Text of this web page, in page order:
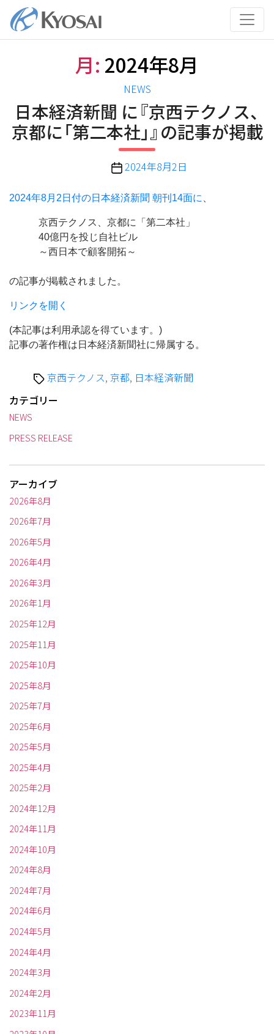
テ
月: 2024年8月
カ
テ
ゴ
リ
ー
NEWS
日本経済新聞 に『京西テクノス、
京都に「第二本社」』の記事が掲載
投
日
2024年8月2日
2024年8月2日付の日本経済新聞 朝刊14面に、
京西テクノス、京都に「第二本社」
40億円を投じ自社ビル
～西日本で顧客開拓～
の記事が掲載されました。
リンクを開く
(本記事は利用承認を得ています。)
記事の著作権は日本経済新聞社に帰属する。
タ 京西テクノス, 京都, 日本経済新聞
カテゴリー
NEWS
PRESS RELEASE
アーカイブ
2026年8月
2026年7月
2026年5月
2026年4月
2026年3月
2026年1月
2025年12月
2025年11月
2025年10月
2025年8月
2025年7月
2025年6月
2025年5月
2025年4月
2025年2月
2024年12月
2024年11月
2024年10月
2024年8月
2024年7月
2024年6月
2024年5月
2024年4月
2024年3月
2024年2月
2023年11月